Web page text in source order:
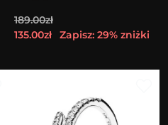
189.00zł
135.00zł
Zapisz: 29% zniżki